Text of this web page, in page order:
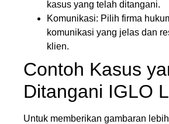
kasus yang telah ditangani.
Komunikasi: Pilih firma
komunikasi yang jelas dan
klien.
Contoh Kasus
Ditangani IGLO
Untuk memberikan gambaran